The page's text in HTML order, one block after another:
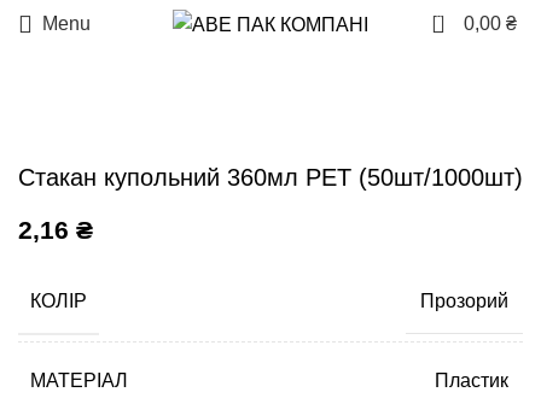
Menu 0 0,00 ₴
Стакан купольний 360мл PET (50шт/1000шт)
2,16 ₴
КОЛІР Прозорий
МАТЕРІАЛ Пластик